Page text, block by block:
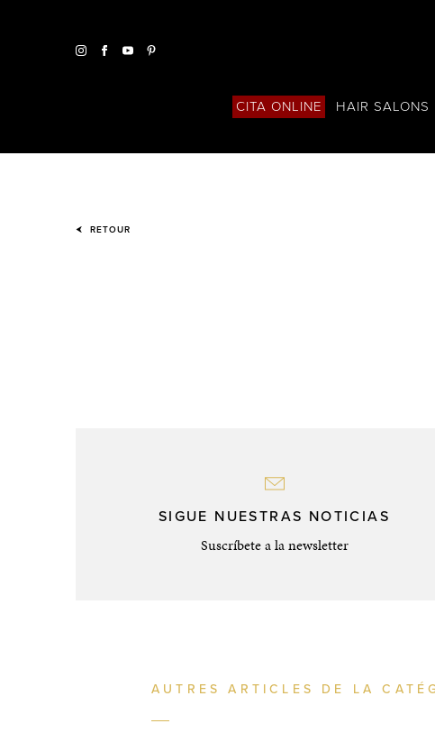
CITA ONLINE HAIR SALONS
RETOUR
SIGUE NUESTRAS NOTICIAS
Suscríbete a la newsletter
AUTRES ARTICLES DE LA